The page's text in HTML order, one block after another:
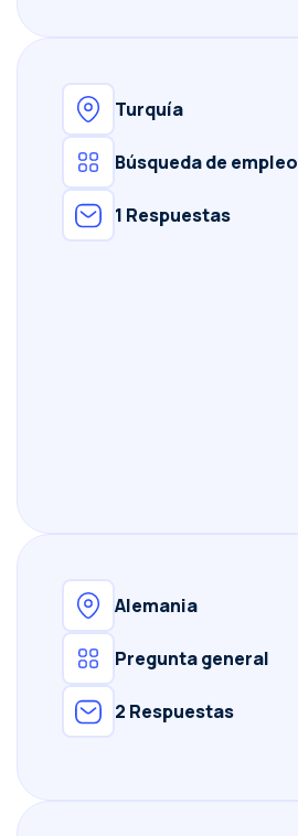
Turquía
Búsqueda de empleo
1 Respuestas
Alemania
Pregunta general
2 Respuestas